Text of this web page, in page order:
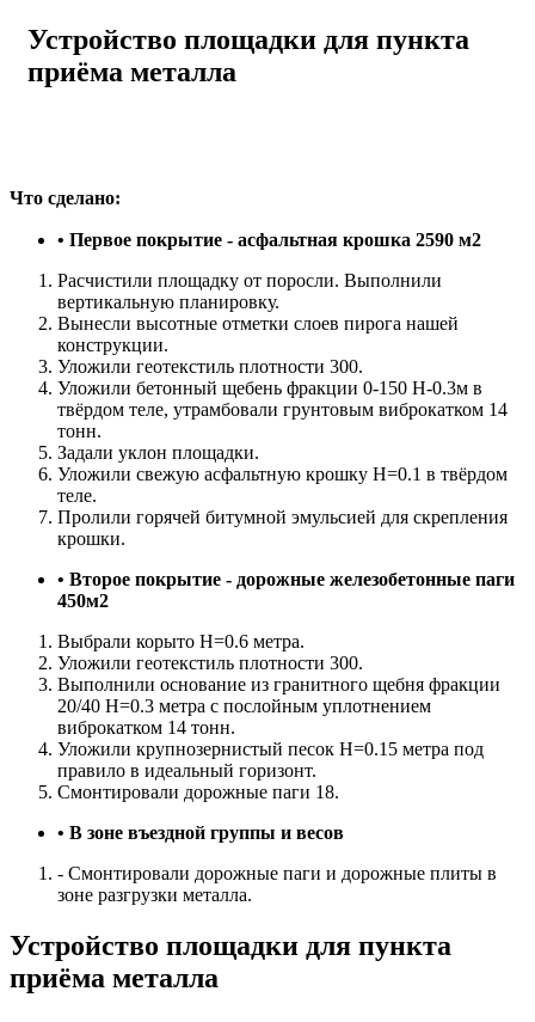
Устройство площадки для пункта
приёма металла
Что сделано:
• Первое покрытие - асфальтная крошка 2590 м2
Расчистили площадку от поросли. Выполнили
вертикальную планировку.
Вынесли высотные отметки слоев пирога нашей
конструкции.
Уложили геотекстиль плотности 300.
Уложили бетонный щебень фракции 0-150 H-0.3м в
твёрдом теле, утрамбовали грунтовым виброкатком 14
тонн.
Задали уклон площадки.
Уложили свежую асфальтную крошку H=0.1 в твёрдом
теле.
Пролили горячей битумной эмульсией для скрепления
крошки.
• Второе покрытие - дорожные железобетонные паги
450м2
Выбрали корыто H=0.6 метра.
Уложили геотекстиль плотности 300.
Выполнили основание из гранитного щебня фракции
20/40 H=0.3 метра с послойным уплотнением
виброкатком 14 тонн.
Уложили крупнозернистый песок H=0.15 метра под
правило в идеальный горизонт.
Смонтировали дорожные паги 18.
• В зоне въездной группы и весов
- Смонтировали дорожные паги и дорожные плиты в
зоне разгрузки металла.
Устройство площадки для пункта
приёма металла